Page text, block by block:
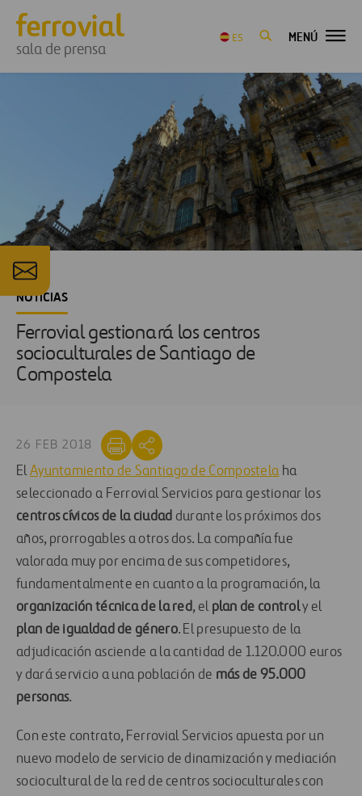
sala de prensa
ES MENÚ
NOTICIAS
Ferrovial gestionará los centros
socioculturales de Santiago de
Compostela
26 FEB 2018
ElAyuntamiento de Santiago de Compostelaha
seleccionado a Ferrovial Servicios para gestionar los
centros cívicos de la ciudad durante los próximos dos
años, prorrogables a otros dos. La compañía fue
valorada muy por encima de sus competidores,
fundamentalmente en cuanto a la programación, la
organización técnica de la red, el plan de controly el
plan de igualdad de género. El presupuesto de la
adjudicación asciende a la cantidad de 1.120.000 euros
y dará servicio a una población de más de 95.000
personas.
Con este contrato, Ferrovial Servicios apuesta por un
nuevo modelo de servicio de dinamización y mediación
sociocultural de la red de centros socioculturales con